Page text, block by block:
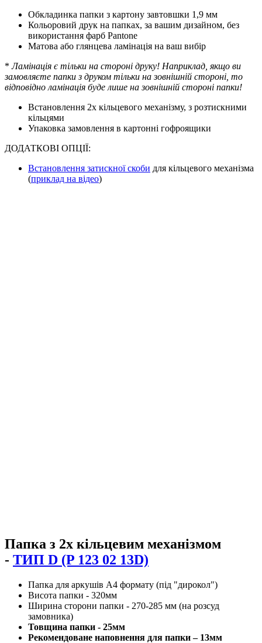
Обкладинка папки з картону завтовшки 1,9 мм
Кольоровий друк на папках, за вашим дизайном, без
використання фарб Pantone
Матова або глянцева ламінація на ваш вибір
*Ламінація є тільки на стороні друку! Наприклад, якщо ви
замовляєте папки з друком тільки на зовнішній стороні, то
відповідно ламінація буде лише на зовнішній стороні папки!
Встановлення 2х кільцевого механізму, з розтискними
кільцями
Упаковка замовлення в картонні гофроящики
ДОДАТКОВІ ОПЦІЇ:
Встановлення затискної скоби для кільцевого механізма
(приклад на відео)
Папка з 2х кільцевим механізмом
- ТИП D (P 123 02 13D)
Папка для аркушів А4 формату (під "дирокол")
Висота папки - 320мм
Ширина сторони папки - 270-285 мм (на розсуд
замовника)
Товщина папки - 25мм
Рекомендоване наповнення для папки – 13мм